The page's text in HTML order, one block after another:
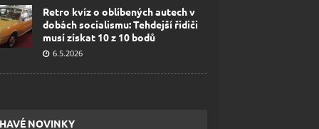
Retro kvíz o oblíbených autech v
dobách socialismu: Tehdejší řidiči
musí získat 10 z 10 bodů
6.5.2026
NOVINKY